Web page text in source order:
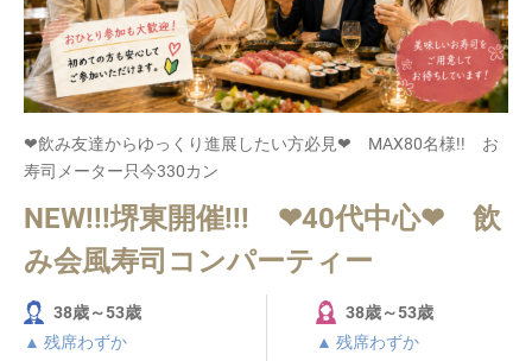
❤飲み友達からゆっくり進展したい方必見❤ MAX80名様!! お
寿司メーター只今330カン
NEW!!!堺東開催!!! ❤40代中心❤ 飲
み会風寿司コンパーティー
38歳～53歳
▲ 残席わずか
38歳～53歳
▲ 残席わずか